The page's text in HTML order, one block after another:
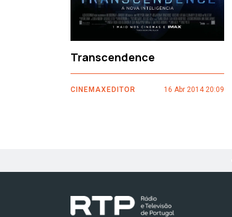
Transcendence
CINEMAXEDITOR 16 Abr 2014 20:09